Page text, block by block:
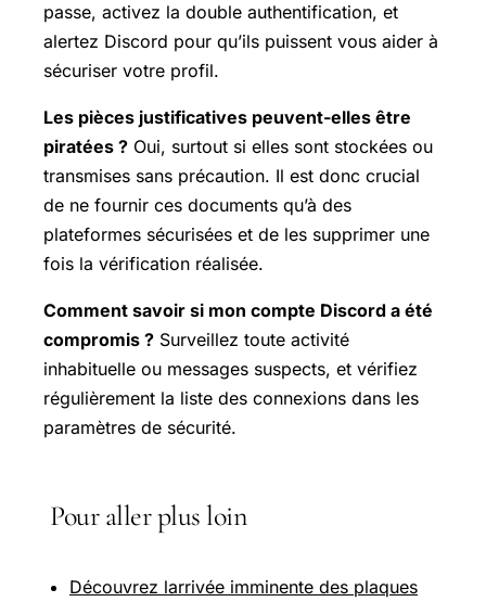
passe, activez la double authentification, et
alertez Discord pour qu’ils puissent vous aider à
sécuriser votre profil.
Les pièces justificatives peuvent-elles être
piratées ? Oui, surtout si elles sont stockées ou
transmises sans précaution. Il est donc crucial
de ne fournir ces documents qu’à des
plateformes sécurisées et de les supprimer une
fois la vérification réalisée.
Comment savoir si mon compte Discord a été
compromis ? Surveillez toute activité
inhabituelle ou messages suspects, et vérifiez
régulièrement la liste des connexions dans les
paramètres de sécurité.
Pour aller plus loin
Découvrez larrivée imminente des plaques